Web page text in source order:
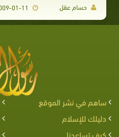
حسام عقل
ساهم في نشر الموقع
دليلك للإسلام
كيف تساعدنا